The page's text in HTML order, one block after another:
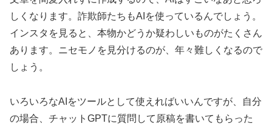
しくなります。詐欺師たちもAIを使っているんでしょう。
インスタを見ると、本物かどうか疑わしいものがたくさん
あります。ニセモノを見分けるのが、年々難しくなるので
しょう。
いろいろなAIをツールとして使えればいいんですが、自分
の場合、チャットGPTに質問して原稿を書いてもらった